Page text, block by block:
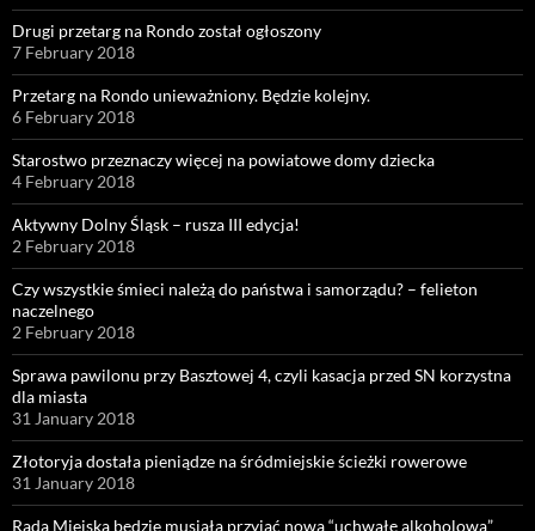
Drugi przetarg na Rondo został ogłoszony
7 February 2018
Przetarg na Rondo unieważniony. Będzie kolejny.
6 February 2018
Starostwo przeznaczy więcej na powiatowe domy dziecka
4 February 2018
Aktywny Dolny Śląsk – rusza III edycja!
2 February 2018
Czy wszystkie śmieci należą do państwa i samorządu? – felieton
naczelnego
2 February 2018
Sprawa pawilonu przy Basztowej 4, czyli kasacja przed SN korzystna
dla miasta
31 January 2018
Złotoryja dostała pieniądze na śródmiejskie ścieżki rowerowe
31 January 2018
Rada Miejska będzie musiała przyjąć nową “uchwałę alkoholową”